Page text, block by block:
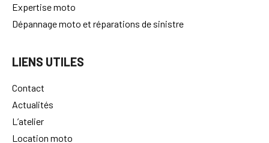
Expertise moto
Dépannage moto et réparations de sinistre
LIENS UTILES
Contact
Actualités
L’atelier
Location moto